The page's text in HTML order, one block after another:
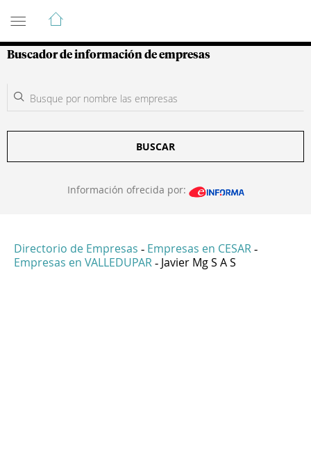
Guía de Empresas Colombianas
Buscador de información de empresas
BUSCAR
Información ofrecida por:
Directorio de Empresas - Empresas en CESAR -
Empresas en VALLEDUPAR - Javier Mg S A S